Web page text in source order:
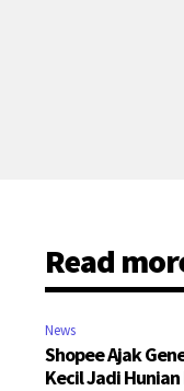
Read
News
Shopee Ajak
Kecil Jadi